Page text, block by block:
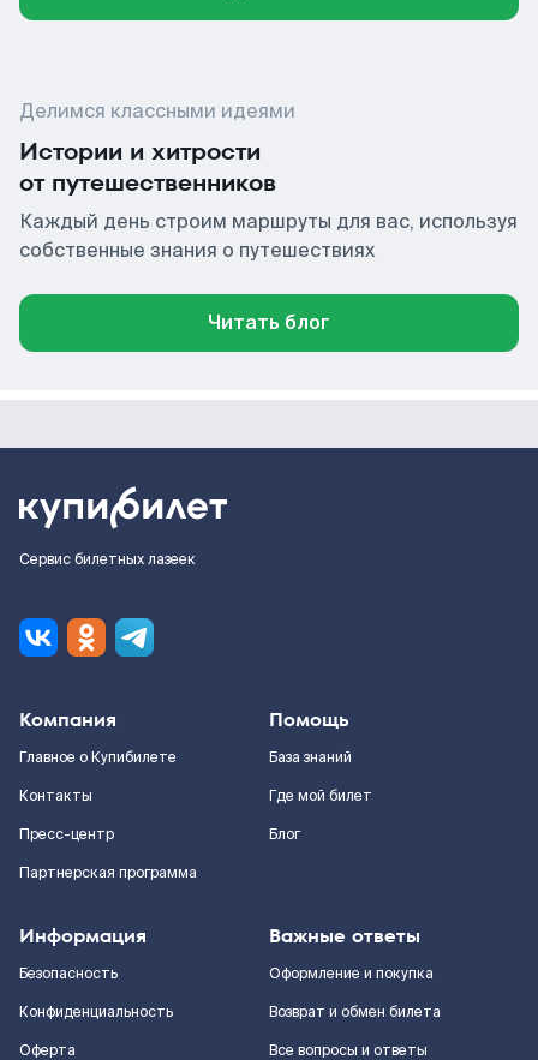
Делимся классными идеями
Истории и хитрости
от путешественников
Каждый день строим маршруты для вас, используя
собственные знания о путешествиях
Читать блог
Сервис билетных лазеек
Компания
Главное о Купибилете
Контакты
Пресс-центр
Партнерская программа
Помощь
База знаний
Где мой билет
Блог
Информация
Безопасность
Конфиденциальность
Оферта
Важные ответы
Оформление и покупка
Возврат и обмен билета
Все вопросы и ответы